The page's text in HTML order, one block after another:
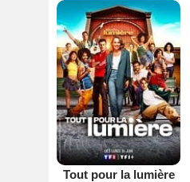
Tout pour la lumière